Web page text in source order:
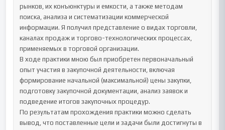
рынков, их конъюнктуры и емкости, а также методам
поиска, анализа и систематизации коммерческой
информации. Я получил представление о видах торговли,
каналах продаж и торгово-технологических процессах,
применяемых в торговой организации.
В ходе практики мною был приобретен первоначальный
опыт участия в закупочной деятельности, включая
формирование начальной (максимальной) цены закупки,
подготовку закупочной документации, анализ заявок и
подведение итогов закупочных процедур.
По результатам прохождения практики можно сделать
вывод, что поставленные цели и задачи были достигнуты в